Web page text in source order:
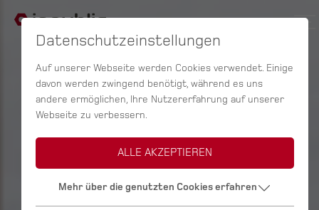
Datenschutzeinstellungen
Auf unserer Webseite werden Cookies verwendet. Einige
davon werden zwingend benötigt, während es uns
andere ermöglichen, Ihre Nutzererfahrung auf unserer
Webseite zu verbessern.
ALLE AKZEPTIEREN
Mehr über die genutzten Cookies erfahren